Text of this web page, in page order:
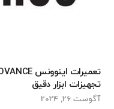
تجهیزات ابزار دقیق
آگوست 26, 2024